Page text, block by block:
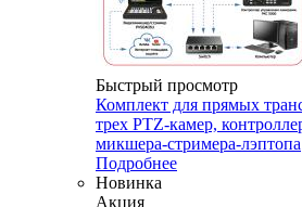
Быстрый просмотр
Комплект для прямых
трех PTZ-камер,
микшера-стримера-лэптопа
Подробнее
Новинка
Акция